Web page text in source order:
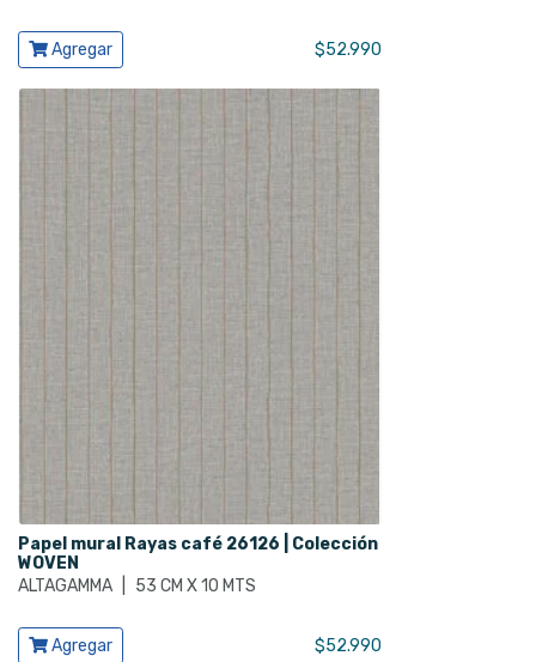
Ver producto
Agregar $52.990
Papel mural Rayas café 26126 | Colección
WOVEN
ALTAGAMMA
53 CM X 10 MTS
Ver producto
Agregar $52.990